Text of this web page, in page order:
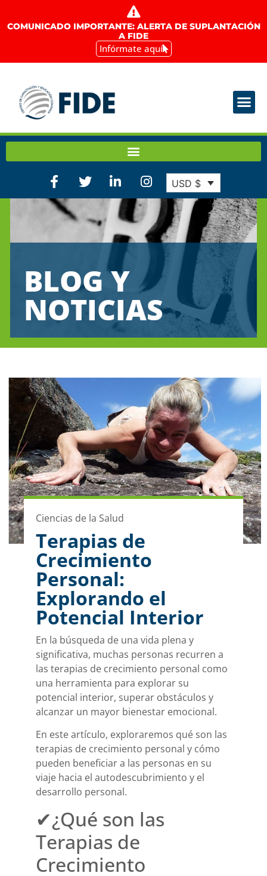
COMUNICADO IMPORTANTE: ALERTA DE SUPLANTACIÓN
A FIDE
Infórmate aquí
USD $
BLOG Y
NOTICIAS
Ciencias de la Salud
Terapias de
Crecimiento
Personal:
Explorando el
Potencial Interior
En la búsqueda de una vida plena y
significativa, muchas personas recurren a
las terapias de crecimiento personal como
una herramienta para explorar su
potencial interior, superar obstáculos y
alcanzar un mayor bienestar emocional.
En este artículo, exploraremos qué son las
terapias de crecimiento personal y cómo
pueden beneficiar a las personas en su
viaje hacia el autodescubrimiento y el
desarrollo personal.
✔¿Qué son las
Terapias de
Crecimiento